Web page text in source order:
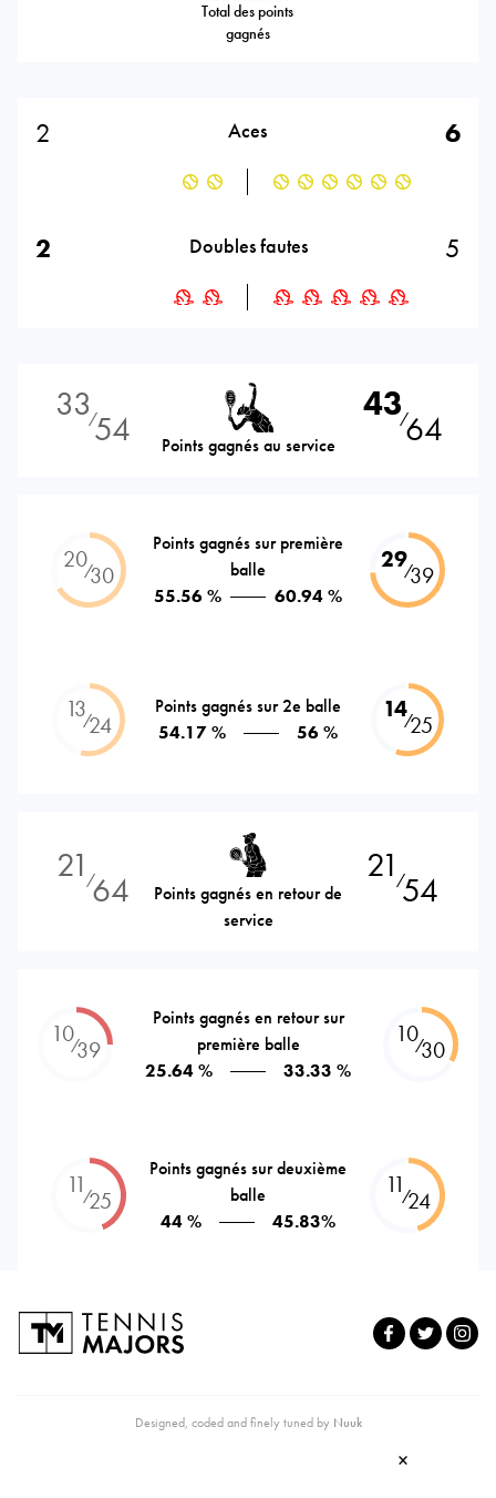
Total des points
gagnés
2 Aces 6
2 Doubles fautes 5
33⁄54 Points gagnés au service
43⁄64
20⁄30
Points gagnés sur première
balle
55.56 %
60.94 %
29⁄39
13⁄24
Points gagnés sur 2e balle
54.17 %
56 %
14⁄25
21 ⁄64
Points gagnés en retour de
service
21 ⁄54
10⁄39
Points gagnés en retour sur
première balle
25.64 %
33.33 %
10⁄30
11⁄25
Points gagnés sur deuxième
balle
44 %
45.83%
11⁄24
Designed, coded and finely tuned by Nuuk
×